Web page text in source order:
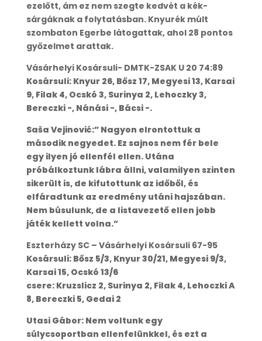
ezelőtt, ám ez nem szegte kedvét a kék-
sárgáknak a folytatásban. Knyurék múlt
szombaton Egerbe látogattak, ahol 28 pontos
győzelmet arattak.
Vásárhelyi Kosársuli- DMTK-ZSAK U 20 74:89
Kosársuli: Knyur 26, Bősz 17, Megyesi 13, Karsai
9, Filak 4, Ocskó 3, Surinya 2, Lehoczky 3,
Bereczki -, Nánási -, Bácsi -.
Saša Vejinović:” Nagyon elrontottuk a
második negyedet. Ez sajnos nem fér bele
egy ilyen jó ellenfél ellen. Utána
próbálkoztunk lábra állni, valamilyen szinten
sikerült is, de kifutottunk az időből, és
elfáradtunk az eredmény utáni hajszában.
Nem búsulunk, de a listavezető ellen jobb
játék kellett volna.”
Eszterházy SC – Vásárhelyi Kosársuli 67-95
Kosársuli: Bősz 5/3, Knyur 30/21, Megyesi 9/3,
Karsai 15, Ocskó 13/6
csere: Kruzslicz 2, Surinya 2, Filak 4, Lehoczki A
8, Bereczki 5, Gedai 2
Utasi Gábor: Nem voltunk egy
súlycsoportban ellenfelünkkel, és ezt a